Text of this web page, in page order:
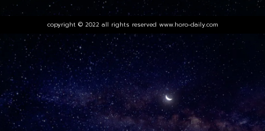
copyright © 2022 all rights reserved www.horo-daily.com